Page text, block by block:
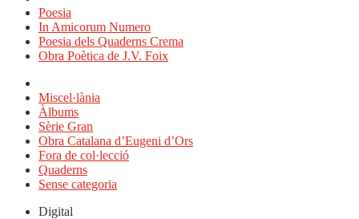
Poesia
In Amicorum Numero
Poesia dels Quaderns Crema
Obra Poètica de J.V. Foix
Miscel·lània
Àlbums
Sèrie Gran
Obra Catalana d’Eugeni d’Ors
Fora de col·lecció
Quaderns
Sense categoria
Digital